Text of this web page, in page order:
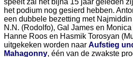
speelt zal het bijna 15 jaar geleden
het podium nog gesierd hebben.
een dubbele bezetting met
N.N. (Rodolfo), Gal James en
Hanne Roos en Hasmik Torosyan
uitgekeken worden naar Aufstieg
Mahagonny, één van de zwakste